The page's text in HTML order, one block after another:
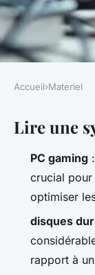
Séraphine 30/
Accueil›Materiel
Lire une
PC gaming
crucial pour
optimiser
disques
rapport à